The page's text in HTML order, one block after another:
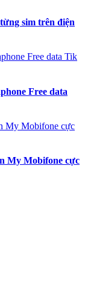
sim trên điện
Free data
My Mobifone cực